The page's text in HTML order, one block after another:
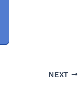
NEXT